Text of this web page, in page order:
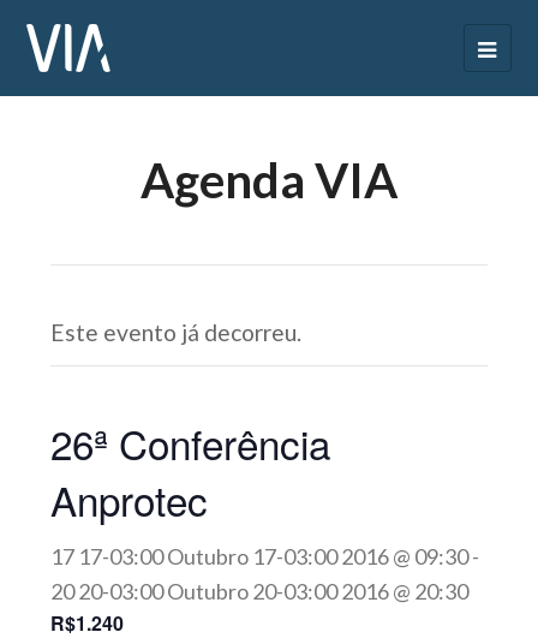
Agenda VIA
Este evento já decorreu.
26ª Conferência
Anprotec
17 17-03:00 Outubro 17-03:00 2016 @ 09:30-
20 20-03:00 Outubro 20-03:00 2016 @ 20:30
R$1.240